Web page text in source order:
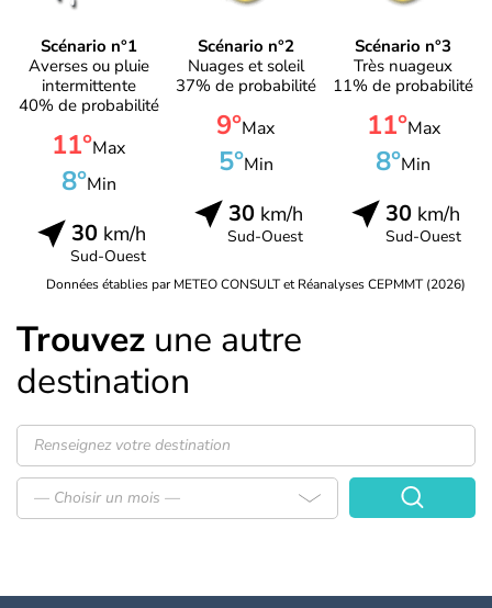
Scénario n°1
Averses ou pluie
intermittente
40% de probabilité
11°Max
8°Min
30km/h
Sud-Ouest
Scénario n°2
Nuages et soleil
37% de probabilité
9°Max
5°Min
30km/h
Sud-Ouest
Scénario n°3
Très nuageux
11% de probabilité
11°Max
8°Min
30 km/h
Sud-Ouest
Données établies par METEO CONSULT et Réanalyses CEPMMT (2026)
Trouvez une autre
destination
— Choisir un mois —